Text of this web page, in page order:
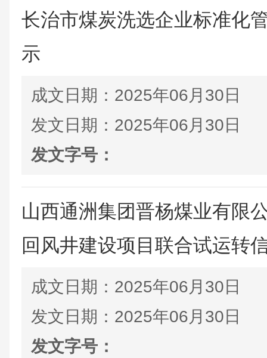
长治市煤炭洗选企业标准化
示
成文日期： 2025年06月30日
发文日期： 2025年06月30日
发文字号：
山西通洲集团晋杨煤业有限
回风井建设项目联合试运转
成文日期： 2025年06月30日
发文日期： 2025年06月30日
发文字号：